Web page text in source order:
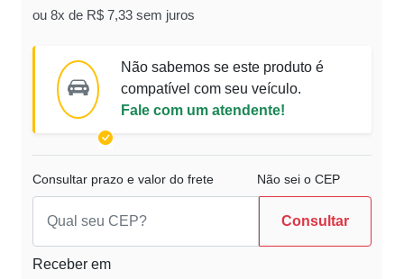
ou 8x de R$ 7,33 sem juros
Não sabemos se este produto é
compatível com seu veículo.
Fale com um atendente!
Consultar prazo e valor do frete Não sei o CEP
Consultar
Receber em